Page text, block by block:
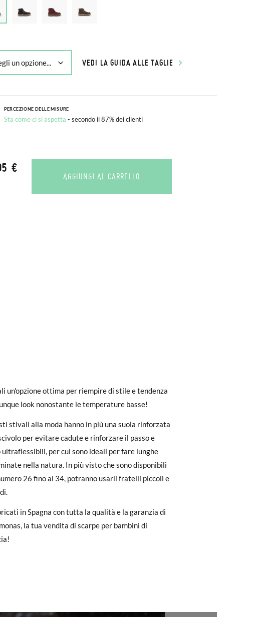
VEDI LA GUIDA ALLE TAGLIE
PERCEZIONE DELLE MISURE
Sta come ci si aspetta - secondo il 87% dei clienti
€
AGGIUNGI AL CARRELLO
un'opzione ottima per riempire di stile e tendenza
look nonostante le temperature basse!
stivali alla moda hanno in più una suola rinforzata
per evitare cadute e rinforzare il passo e
ultraflessibili, per cui sono ideali per fare lunghe
nella natura. In più visto che sono disponibili
26 fino al 34, potranno usarli fratelli piccoli e
in Spagna con tutta la qualità e la garanzia di
la tua vendita di scarpe per bambini di
Ti preghiamo di notare che l'ordine deve essere
richiedere facilmente un reso gratuito.
effettuato il pagamento come ospite, visita la
utilizzato per l'acquisto. Un'etichetta di reso
utilizzando l'etichetta fornita presso qualsiasi
o il modello desiderato.